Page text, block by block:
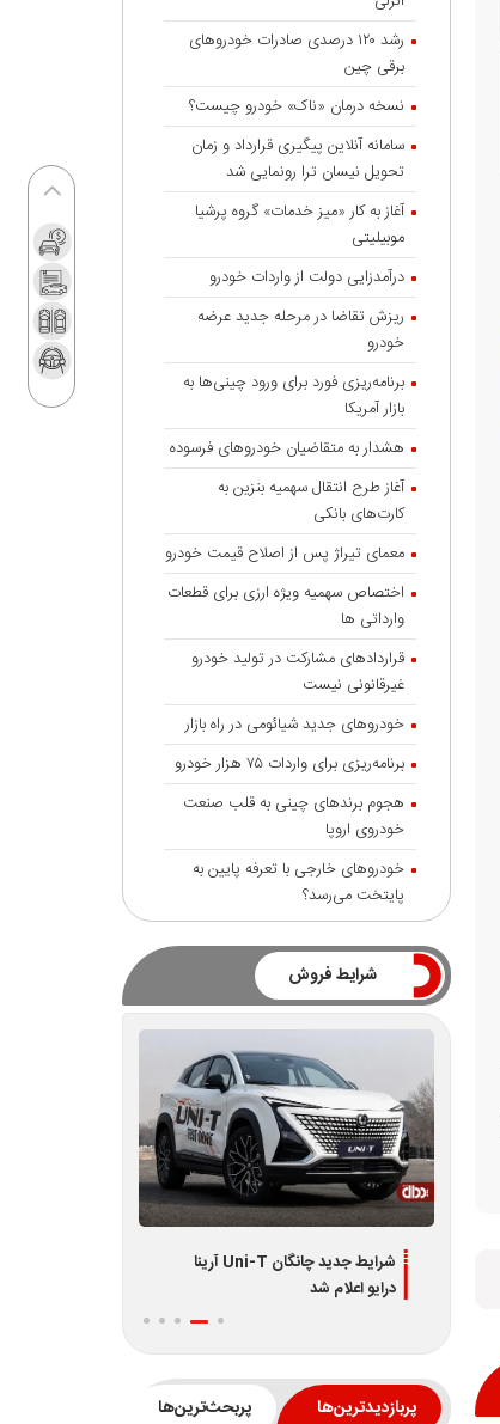
رشد ۱۲۰ درصدی صادرات خودروهای
برقی چین
نسخه درمان «ناک» خودرو چیست؟
سامانه آنلاین پیگیری قرارداد‌ و زمان
تحویل نیسان ترا رونمایی شد
آغاز به کار «میز خدمات» گروه پرشیا
موبیلیتی
درآمدزایی دولت از واردات خودرو
ریزش تقاضا در مرحله جدید عرضه
خودرو
برنامه‌ریزی فورد برای ورود چینی‌ها به
بازار آمریکا
هشدار به متقاضیان خودروهای فرسوده
آغاز طرح انتقال سهمیه بنزین به
کارت‌های بانکی
معمای تیراژ پس از اصلاح قیمت خودرو
اختصاص سهمیه ویژه ارزی برای قطعات
وارداتی ها
قراردادهای مشارکت در تولید خودرو
غیرقانونی نیست
خودروهای جدید شیائومی در راه بازار
برنامه‌ریزی برای واردات ۷۵ هزار خودرو
هجوم برندهای چینی به قلب صنعت
خودروی اروپا
خودروهای خارجی با تعرفه پایین به
پایتخت می‌رسد؟
شرایط فروش
شرایط جدید چانگان Uni-T آرینا
درایو اعلام شد
پربازدیدترین‌ها پربحث‌ترین‌ها